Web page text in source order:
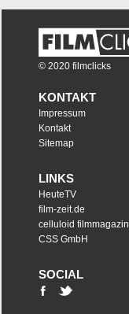
© 2020 filmclicks
KONTAKT
Impressum
Kontakt
Sitemap
LINKS
HeuteTV
film-zeit.de
celluloid filmmagazin
CSS GmbH
SOCIAL